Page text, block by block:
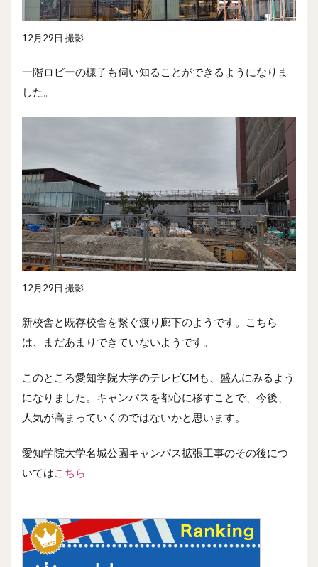
12月29日 撮影
一階ロビーの様子も伺い知ることができるようになりま
した。
12月29日 撮影
新校舎と既存校舎を繋ぐ渡り廊下のようです。こちら
は、まだあまりできていないようです。
このところ愛知学院大学のテレビCMも、盛んにみるよう
になりました。キャンパスを都心に移すことで、今後、
人気が高まっていくのではないかと思います。
愛知学院大学名城公園キャンパス拡張工事のその後につ
いてはこちら